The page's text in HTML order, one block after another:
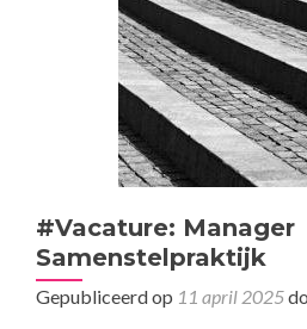
#Vacature: Manager
Samenstelpraktijk
Gepubliceerd op 11 april 2025